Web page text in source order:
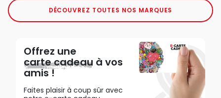
DÉCOUVREZ TOUTES NOS MARQUES
Offrez une
carte cadeau à vos
amis !
Faites plaisir à coup sûr avec